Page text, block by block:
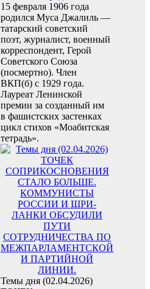
15 февраля 1906 года
родился Муса Джалиль —
татарский советский
поэт, журналист, военный
корреспондент, Герой
Советского Союза
(посмертно). Член
ВКП(б) с 1929 года.
Лауреат Ленинской
премии за созданный им
в фашистских застенках
цикл стихов «Моабитская
тетрадь».
Темы дня (02.04.2026)